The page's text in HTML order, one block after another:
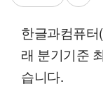
한글과컴퓨
래 분기기준
습니다.